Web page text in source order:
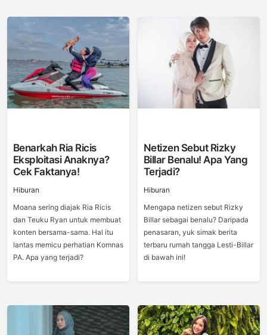
Benarkah Ria Ricis
Eksploitasi Anaknya?
Cek Faktanya!
Hiburan
Moana sering diajak Ria Ricis
dan Teuku Ryan untuk membuat
konten bersama-sama. Hal itu
lantas memicu perhatian Komnas
PA. Apa yang terjadi?
Netizen Sebut Rizky
Billar Benalu! Apa Yang
Terjadi?
Hiburan
Mengapa netizen sebut Rizky
Billar sebagai benalu? Daripada
penasaran, yuk simak berita
terbaru rumah tangga Lesti-Billar
di bawah ini!